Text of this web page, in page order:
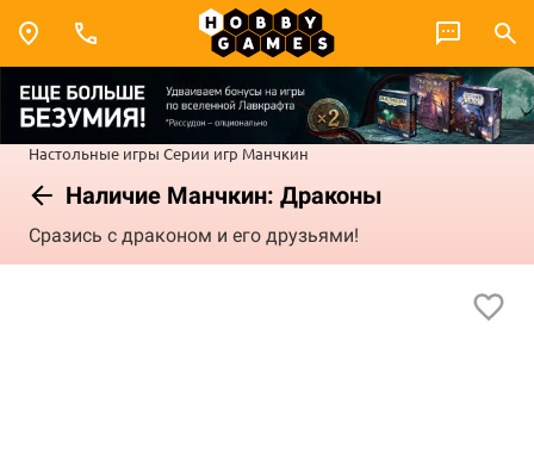
Настольные игры Серии игр Манчкин
Наличие Манчкин: Драконы
Сразись с драконом и его друзьями!